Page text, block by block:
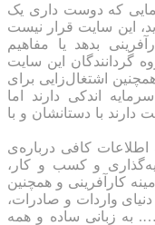
که دوست داری یک
این سایت قرار نیست
بدهد یا مفاهیم
گردانندگان این سایت
اشتغال‌زایی برای
اندکی دارند اما
با دستانشان و با
‌اطلاعات کافی درباره‌ی
و کسب و کار،
کارآفرینی و همچنین
واردات و صادرات،
به زبانی ساده و همه